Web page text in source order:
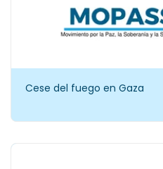
Cese del fuego en Gaza